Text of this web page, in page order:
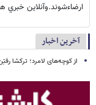
ارضاءشوند.وآنلاين
آخرین اخبار
از کوچه‌های لامرد؛ ترکشا